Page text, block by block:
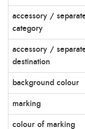
accessory /
category
accessory /
destination
background colour
marking
colour of marking